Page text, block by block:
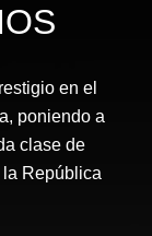
en el
poniendo a
clase de
la República